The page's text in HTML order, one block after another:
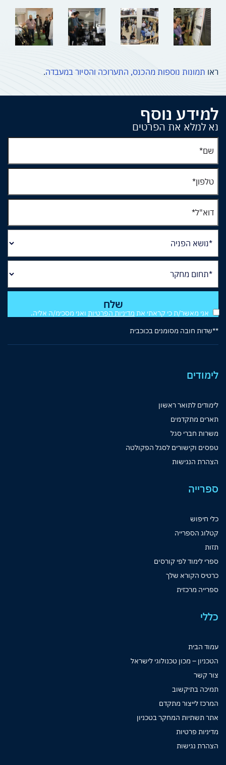
ראו תמונות נוספות מהכנס, התערוכה והסיור במעבדה.
למידע נוסף
נא למלא את הפרטים
אני מאשר/ת כי קראתי את מדיניות הפרטיות
ואני מסכימ/ה אליה.
**שדות חובה מסומנים בכוכבית
לימודים
לימודים לתואר ראשון
תארים מתקדמים
משרות חברי סגל
טפסים וקישורים לסגל הפקולטה
הצהרת הנגישות
ספרייה
כלי חיפוש
קטלוג הספרייה
תזות
ספרי לימוד לפי קורסים
כרטיס הקורא שלך
ספרייה מרכזית
כללי
עמוד הבית
הטכניון – מכון טכנולוגי לישראל
צור קשר
תמיכה בתיקשוב
המרכז לייצור מתקדם
אתר תשתיות המחקר בטכניון
מדיניות פרטיות
הצהרת נגישות